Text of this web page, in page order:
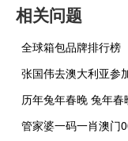
相关问题
全球箱包品牌排行榜